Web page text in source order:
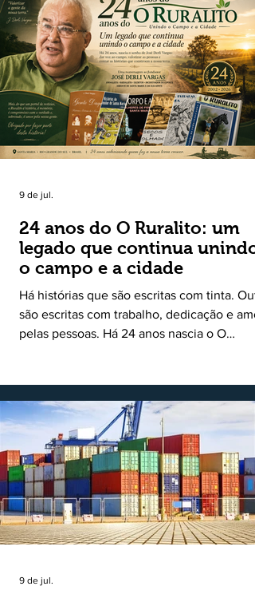
24 anos do O Ruralito: um
legado que continua unindo
o campo e a cidade
Há histórias que são escritas com tinta.
são escritas com trabalho, dedicação e
pelas pessoas. Há 24 anos nascia o O
das comunidades e dar voz às pessoas que
muitas vezes passam despercebidas pelos
grandes meios de comunicação. Muito mais
do que um jornal ou um portal de notícias,
Ruralito tornou-se uma missão. Essa missão
nasceu do
9 de jul.
9 de jul.